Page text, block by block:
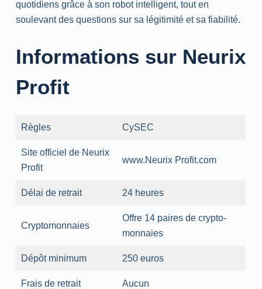
quotidiens grâce à son robot intelligent, tout en
soulevant des questions sur sa légitimité et sa fiabilité.
Informations sur Neurix
Profit
Règles CySEC
Site officiel de Neurix
Profit
www.Neurix Profit.com
Délai de retrait 24 heures
Cryptomonnaies
Offre 14 paires de crypto-
monnaies
Dépôt minimum 250 euros
Frais de retrait Aucun